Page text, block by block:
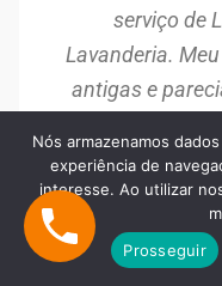
serviço de
Lavanderia.
antigas e
muito
minhas
Nós armazenamos
experiência de
interesse. Ao utilizar
Prosseguir